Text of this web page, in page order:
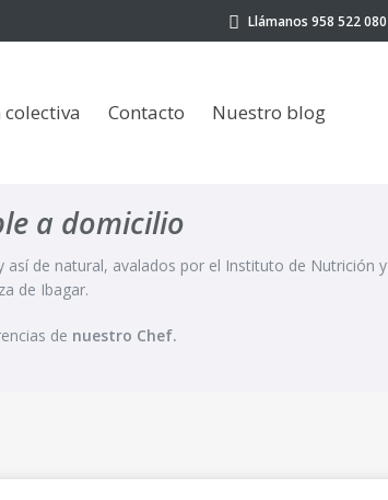
Llámanos 958 522 080
Contacto Nuestro blog
Nuestro blog
a domicilio
así de natural, avalados por el Instituto de Nutrición y
de Ibagar.
de nuestro Chef.